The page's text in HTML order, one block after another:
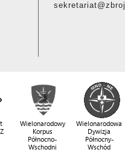
Wielonarodowy
Korpus
Północno-
Wschodni
Wielonarodowa
Dywizja
Północny-
Wschód